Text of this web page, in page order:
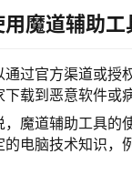
魔道辅助工
过官方渠道或授
载到恶意软件或病
魔道辅助工具的
电脑技术知识，